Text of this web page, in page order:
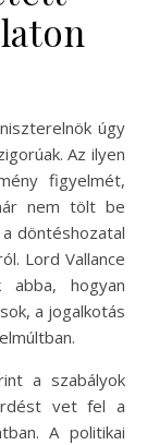
Az ilyen
figyelmét,
nem tölt be
döntéshozatal
Lord Vallance
abba, hogyan
a jogalkotás
a szabályok
vet fel a
A politikai